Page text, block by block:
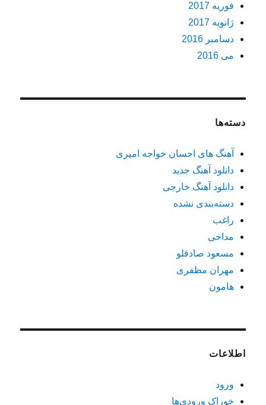
فوریه 2017
ژانویه 2017
دسامبر 2016
می 2016
دسته‌ها
آهنگ های احسان خواجه امیری
دانلود آهنگ جدید
دانلود آهنگ خارجی
دسته‌بندی نشده
راغب
مداحی
مسعود صادقلو
مهران مظفری
هامون
اطلاعات
ورود
خوراک ورودی‌ها